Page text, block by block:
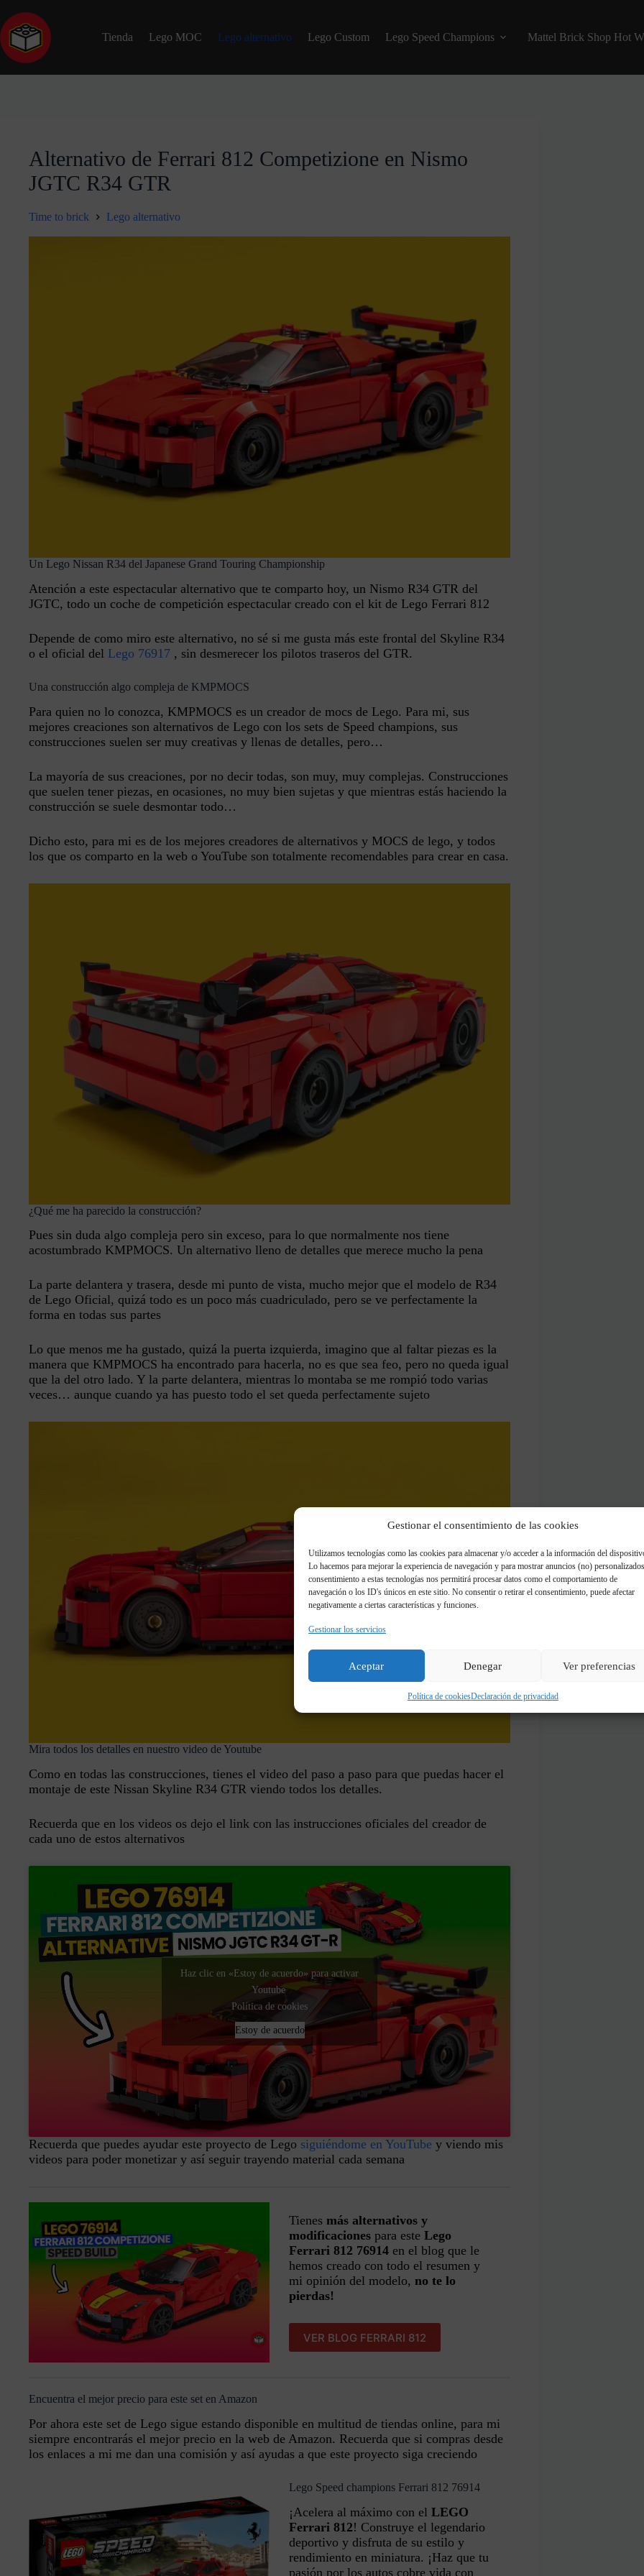
Gestionar el consentimiento de las cookies
Utilizamos tecnologías como las cookies para almacenar y/o acceder a la información del
Lo hacemos para mejorar la experiencia de navegación y para mostrar anuncios (no)
consentimiento a estas tecnologías nos permitirá procesar datos como el comportamiento de
navegación o los ID's únicos en este sitio. No consentir o retirar el consentimiento, puede afectar
negativamente a ciertas características y funciones.
Gestionar los servicios
Aceptar Denegar Ver preferencias
Política de cookiesDeclaración de privacidad
Tienda Lego MOC Lego alternativo Lego Custom Lego Speed Champions Mattel Brick Shop Hot
Alternativo de Ferrari 812 Competizione en Nismo
JGTC R34 GTR
Time to brick Lego alternativo
Un Lego Nissan R34 del Japanese Grand Touring Championship
Atención a este espectacular alternativo que te comparto hoy, un Nismo R34 GTR del
JGTC, todo un coche de competición espectacular creado con el kit de Lego Ferrari 812
Depende de como miro este alternativo, no sé si me gusta más este frontal del Skyline R34
o el oficial del Lego 76917 , sin desmerecer los pilotos traseros del GTR.
Una construcción algo compleja de KMPMOCS
Para quien no lo conozca, KMPMOCS es un creador de mocs de Lego. Para mi, sus
mejores creaciones son alternativos de Lego con los sets de Speed champions, sus
construcciones suelen ser muy creativas y llenas de detalles, pero…
La mayoría de sus creaciones, por no decir todas, son muy, muy complejas. Construcciones
que suelen tener piezas, en ocasiones, no muy bien sujetas y que mientras estás haciendo la
construcción se suele desmontar todo…
Dicho esto, para mi es de los mejores creadores de alternativos y MOCS de lego, y todos
los que os comparto en la web o YouTube son totalmente recomendables para crear en casa.
¿Qué me ha parecido la construcción?
Pues sin duda algo compleja pero sin exceso, para lo que normalmente nos tiene
acostumbrado KMPMOCS. Un alternativo lleno de detalles que merece mucho la pena
La parte delantera y trasera, desde mi punto de vista, mucho mejor que el modelo de R34
de Lego Oficial, quizá todo es un poco más cuadriculado, pero se ve perfectamente la
forma en todas sus partes
Lo que menos me ha gustado, quizá la puerta izquierda, imagino que al faltar piezas es la
manera que KMPMOCS ha encontrado para hacerla, no es que sea feo, pero no queda igual
que la del otro lado. Y la parte delantera, mientras lo montaba se me rompió todo varias
veces… aunque cuando ya has puesto todo el set queda perfectamente sujeto
Mira todos los detalles en nuestro video de Youtube
Como en todas las construcciones, tienes el video del paso a paso para que puedas hacer el
montaje de este Nissan Skyline R34 GTR viendo todos los detalles.
Recuerda que en los videos os dejo el link con las instrucciones oficiales del creador de
cada uno de estos alternativos
Haz clic en «Estoy de acuerdo» para activar
Youtube
Política de cookies
Estoy de acuerdo
Recuerda que puedes ayudar este proyecto de Lego siguiéndome en YouTube y viendo mis
videos para poder monetizar y así seguir trayendo material cada semana
Tienes más alternativos y
modificacionespara este Lego
Ferrari 812 76914en el blog que le
hemos creado con todo el resumen y
mi opinión del modelo, no te lo
pierdas!
VER BLOG FERRARI 812
Encuentra el mejor precio para este set en Amazon
Por ahora este set de Lego sigue estando disponible en multitud de tiendas online, para mi
siempre encontrarás el mejor precio en la web de Amazon. Recuerda que si compras desde
los enlaces a mi me dan una comisión y así ayudas a que este proyecto siga creciendo
Lego Speed champions Ferrari 812 76914
¡Acelera al máximo con el LEGO
Ferrari 812! Construye el legendario
deportivo y disfruta de su estilo y
rendimiento en miniatura. ¡Haz que tu
pasión por los autos cobre vida con